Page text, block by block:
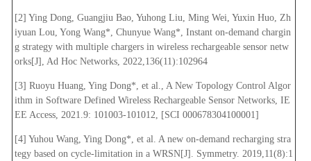
[2] Ying Dong, Guangjiu Bao, Yuhong Liu, Ming Wei, Yuxin Huo, Zh
iyuan Lou, Yong Wang*, Chunyue Wang*, Instant on-demand chargin
g strategy with multiple chargers in wireless rechargeable sensor netw
orks[J], Ad Hoc Networks, 2022,136(11):102964
[3] Ruoyu Huang, Ying Dong*, et al., A New Topology Control Algor
ithm in Software Defined Wireless Rechargeable Sensor Networks, IE
EE Access, 2021.9: 101003-101012, [SCI 000678304100001]
[4] Yuhou Wang, Ying Dong*, et al. A new on-demand recharging stra
tegy based on cycle-limitation in a WRSN[J]. Symmetry. 2019,11(8):1